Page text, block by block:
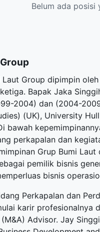
Belum ada posisi
Laut Group dipimpin
Bapak Jaka
2004) dan (2004-
(UK), University
bawah
perkapalan dan
Grup Bumi
pemilik bisnis
bisnis
Perkapalan dan
karir profesionalnya
Advisor. Jay